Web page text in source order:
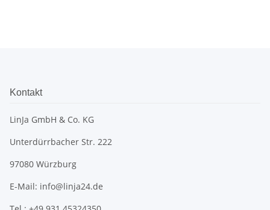
Kontakt
LinJa GmbH & Co. KG
Unterdürrbacher Str. 222
97080 Würzburg
E-Mail: info@linja24.de